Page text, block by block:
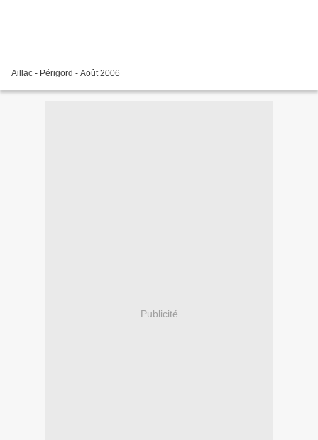
Aillac - Périgord - Août 2006
Publicité